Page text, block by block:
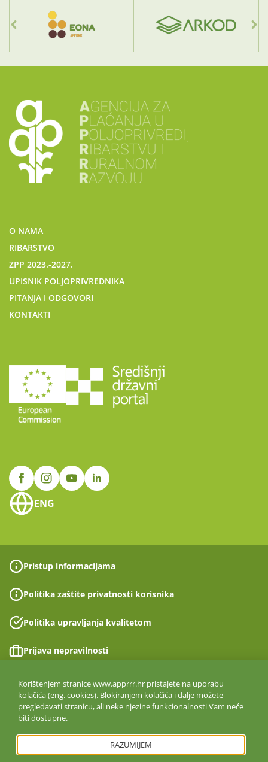
O NAMA
RIBARSTVO
ZPP 2023.-2027.
UPISNIK POLJOPRIVREDNIKA
PITANJA I ODGOVORI
KONTAKTI
ENG
Pristup informacijama
Politika zaštite privatnosti korisnika
Politika upravljanja kvalitetom
Prijava nepravilnosti
Izjava o pristupačnosti
Politika informacijske sigurnosti
ISO 27001:2022
Korištenjem stranice www.apprrr.hr pristajete na uporabu
kolačića (eng. cookies). Blokiranjem kolačića i dalje možete
pregledavati stranicu, ali neke njezine funkcionalnosti Vam neće
biti dostupne.
RAZUMIJEM